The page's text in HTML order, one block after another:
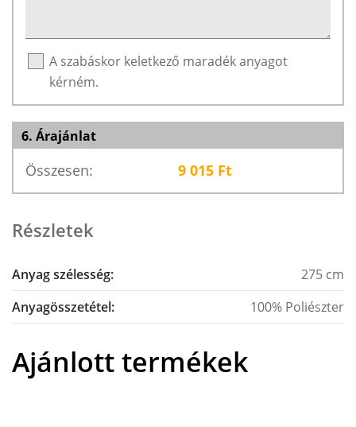
A szabáskor keletkező maradék anyagot
kérném.
6. Árajánlat
Összesen: 9 015 Ft
Részletek
Anyag szélesség:
275 cm
Anyagösszetétel:
100% Poliészter
Ajánlott termékek